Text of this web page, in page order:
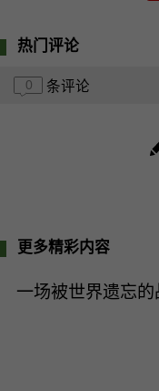
热门评论
0 条评论
更多精彩内容
一场被世界遗忘